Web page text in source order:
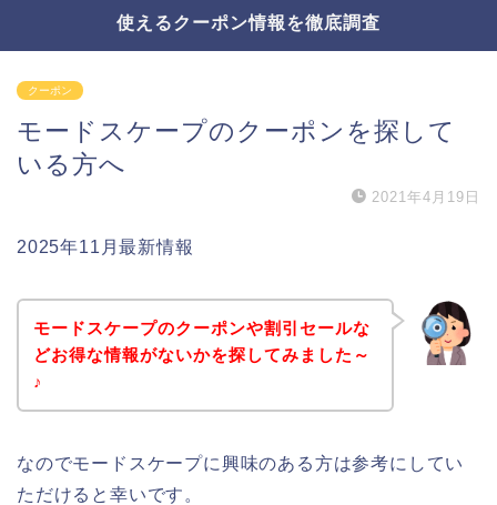
使えるクーポン情報を徹底調査
クーポン
モードスケープのクーポンを探して
いる方へ
2021年4月19日
2025年11月最新情報
モードスケープのクーポンや割引セールな
どお得な情報がないかを探してみました～
♪
なのでモードスケープに興味のある方は参考にしてい
ただけると幸いです。